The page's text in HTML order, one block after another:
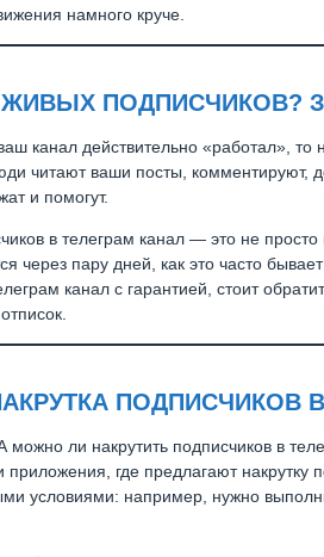
намного круче.
ЖИВЫХ ПОДПИСЧИКОВ?
канал действительно «работал»,
читают ваши посты, комментируют,
и помогут.
в телеграм канал — это не
через пару дней, как это часто
канал с гарантией, стоит
ПОДПИСЧИКОВ
ли накрутить подписчиков в
где предлагают накрутку
условиями: например, нужно